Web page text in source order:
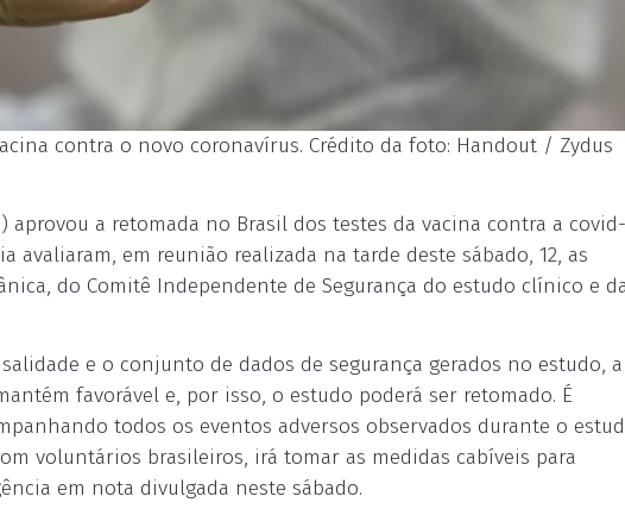
contra o novo coronavírus. Crédito da foto: Handout / Zydus
a retomada no Brasil dos testes da vacina contra a covid-
avaliaram, em reunião realizada na tarde deste sábado, 12, as
do Comitê Independente de Segurança do estudo clínico e
e o conjunto de dados de segurança gerados no estudo, a
favorável e, por isso, o estudo poderá ser retomado. É
todos os eventos adversos observados durante o
voluntários brasileiros, irá tomar as medidas cabíveis para
em nota divulgada neste sábado.